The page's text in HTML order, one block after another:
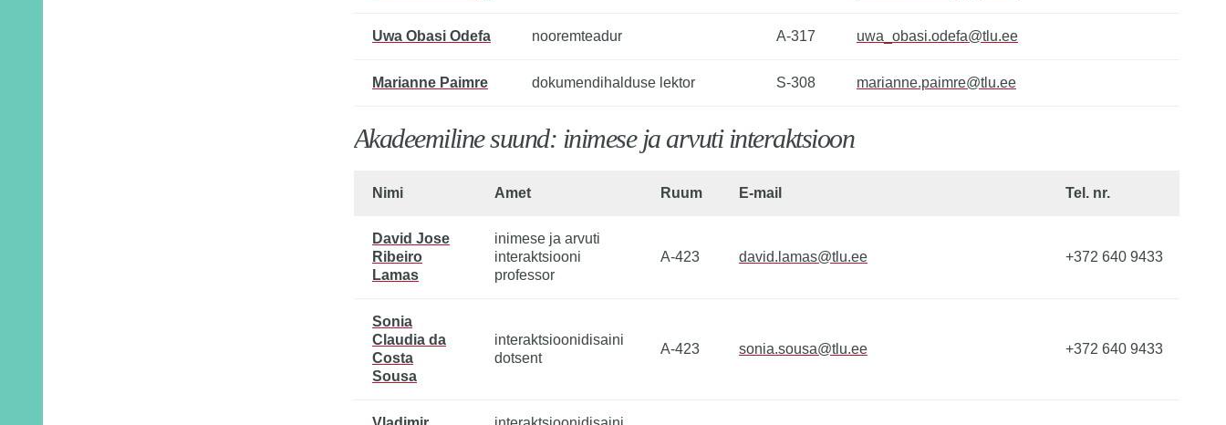
Uwa Obasi Odefa nooremteadur A-317 uwa_obasi.odefa@tlu.ee
Marianne Paimre dokumendihalduse lektor S-308 marianne.paimre@tlu.ee
Akadeemiline suund: inimese ja arvuti interaktsioon
Nimi Amet Ruum E-mail Tel. nr.
David Jose
Ribeiro
Lamas
inimese ja arvuti
interaktsiooni
professor
A-423 david.lamas@tlu.ee +372 640 9433
Sonia
Claudia da
Costa
Sousa
interaktsioonidisaini
dotsent
A-423 sonia.sousa@tlu.ee +372 640 9433